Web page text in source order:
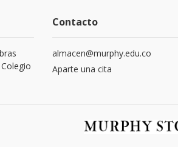
Contacto
almacen@murphy.edu.co
Aparte una cita